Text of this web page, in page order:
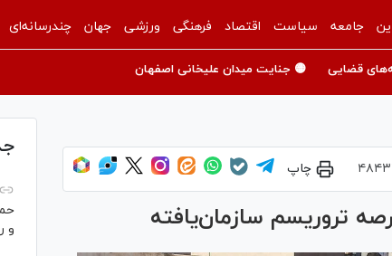
جامعه سیاست اقتصاد فرهنگی ورزشی جهان چندرسانه‌ای
قضایی 🟡 جنایت میدان علیخانی اصفهان
چاپ
تروریسم سازمان‌یافته
و